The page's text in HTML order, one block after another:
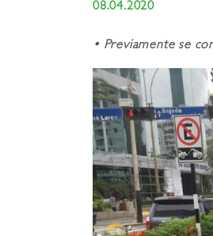
08.04.2020
• Previamente se